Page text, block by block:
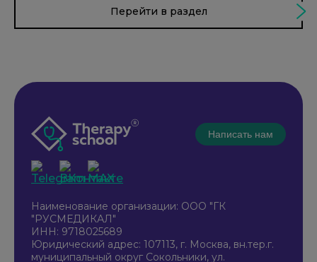
Перейти в раздел
Написать нам
Наименование организации: ООО "ГК
"РУСМЕДИКАЛ"
ИНН: 9718025689
Юридический адрес: 107113, г. Москва, вн.тер.г.
муниципальный округ Сокольники, ул.